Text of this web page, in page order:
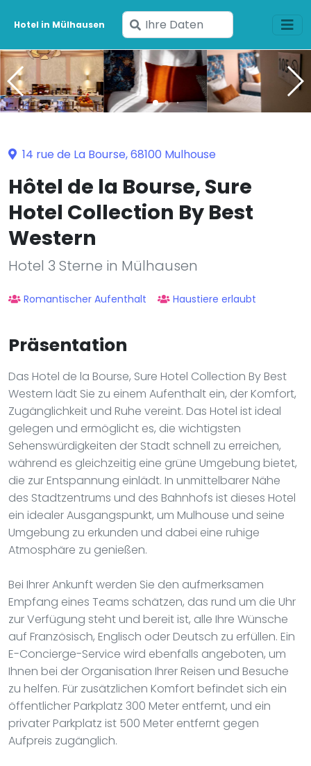
Hotel in Mülhausen
Geben
Sie
Ihre
Daten
ein
14 rue de La Bourse, 68100 Mulhouse
Hôtel de la Bourse, Sure
Hotel Collection By Best
Western
Hotel 3 Sterne in Mülhausen
Romantischer Aufenthalt Haustiere erlaubt
Präsentation
Das Hotel de la Bourse, Sure Hotel Collection By Best
Western lädt Sie zu einem Aufenthalt ein, der Komfort,
Zugänglichkeit und Ruhe vereint. Das Hotel ist ideal
gelegen und ermöglicht es, die wichtigsten
Sehenswürdigkeiten der Stadt schnell zu erreichen,
während es gleichzeitig eine grüne Umgebung bietet,
die zur Entspannung einlädt. In unmittelbarer Nähe
des Stadtzentrums und des Bahnhofs ist dieses Hotel
ein idealer Ausgangspunkt, um Mulhouse und seine
Umgebung zu erkunden und dabei eine ruhige
Atmosphäre zu genießen.
Bei Ihrer Ankunft werden Sie den aufmerksamen
Empfang eines Teams schätzen, das rund um die Uhr
zur Verfügung steht und bereit ist, alle Ihre Wünsche
auf Französisch, Englisch oder Deutsch zu erfüllen. Ein
E-Concierge-Service wird ebenfalls angeboten, um
Ihnen bei der Organisation Ihrer Reisen und Besuche
zu helfen. Für zusätzlichen Komfort befindet sich ein
öffentlicher Parkplatz 300 Meter entfernt, und ein
privater Parkplatz ist 500 Meter entfernt gegen
Aufpreis zugänglich.